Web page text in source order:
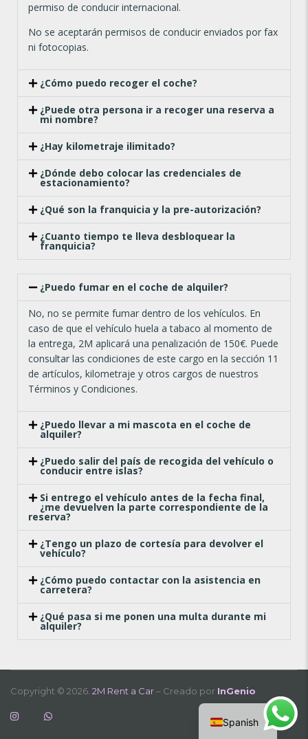
permiso de conducir internacional.
No se aceptarán permisos de conducir enviados por fax
ni fotocopias.
¿Cómo puedo recoger el coche?
¿Puede otra persona ir a recoger una reserva a
mi nombre?
¿Hay kilometraje ilimitado?
¿Dónde debo colocar las credenciales de
estacionamiento?
¿Qué son la franquicia y la pre-autorización?
¿Cuanto tiempo te lleva desbloquear la
franquicia?
¿Puedo fumar en el coche de alquiler?
No, no se permite fumar dentro de los vehículos. En
caso de que el vehículo huela a tabaco al momento de
la entrega, 2M aplicará una penalización de 150€. Puede
consultar las condiciones de este cargo en la sección 11
de artículos, kilometraje y otros cargos de nuestros
Términos y Condiciones.
¿Puedo llevar a mi mascota en el coche de
alquiler?
¿Puedo salir del país de recogida del vehículo o
conducir entre islas?
Si entrego el vehículo antes de la fecha final,
¿me devuelven la parte correspondiente de la
reserva?
¿Tengo un plazo de cortesía para devolver el
vehículo?
¿Cómo puedo contactar con la asistencia en
carretera?
¿Qué pasa si me ponen una multa durante mi
alquiler?
Copyright © 2026. 2M Rent a Car– Creado por InGenio
Spanish